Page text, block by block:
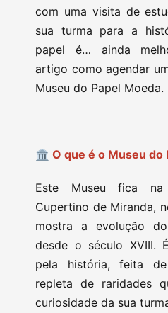
com uma visita de
sua turma para a
papel é… ainda
artigo como agendar
Museu do Papel Moeda.
🏛 O que é o Museu do
Este Museu fica na
Cupertino de Miranda,
mostra a evolução
desde o século XVIII.
pela história, feita
repleta de raridades
curiosidade da sua